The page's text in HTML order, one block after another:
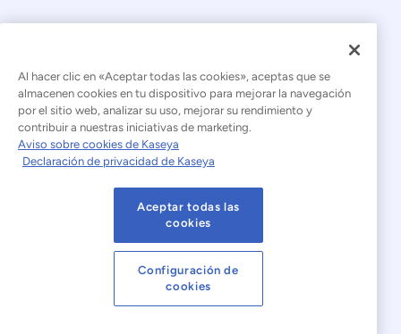
© 2026 Kaseya. Todos los derechos reservados.
Español (América Latina)
Declaración sobre la esclavitud moderna
Condiciones de uso del sitio web
Declaración de privacidad Mapa del sitio
Al hacer clic en «Aceptar todas las cookies», aceptas que se
almacenen cookies en tu dispositivo para mejorar la navegación
por el sitio web, analizar su uso, mejorar su rendimiento y
contribuir a nuestras iniciativas de marketing.
Aviso sobre cookies de Kaseya
Declaración de privacidad de Kaseya
Aceptar todas las
cookies
Configuración de
cookies